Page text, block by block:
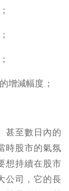
增減幅度；
甚至數日內的
時股市的氣氛
想持續在股市
公司，它的長